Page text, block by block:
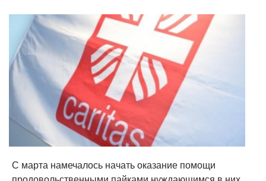
С марта намечалось начать оказание помощи